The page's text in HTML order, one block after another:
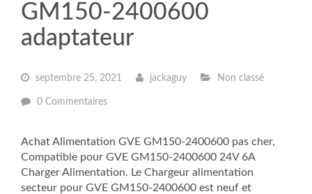
GM150-2400600
adaptateur
septembre 25, 2021 jackaguy Non classé
0 Commentaires
Achat Alimentation GVE GM150-2400600 pas cher,
Compatible pour GVE GM150-2400600 24V 6A
Charger Alimentation. Le Chargeur alimentation
secteur pour GVE GM150-2400600 est neuf et